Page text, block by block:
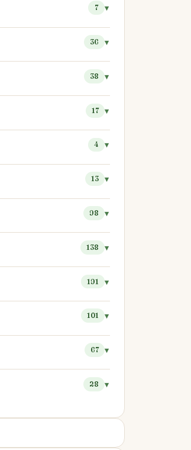
7
36
38
17
4
13
98
138
191
101
67
28